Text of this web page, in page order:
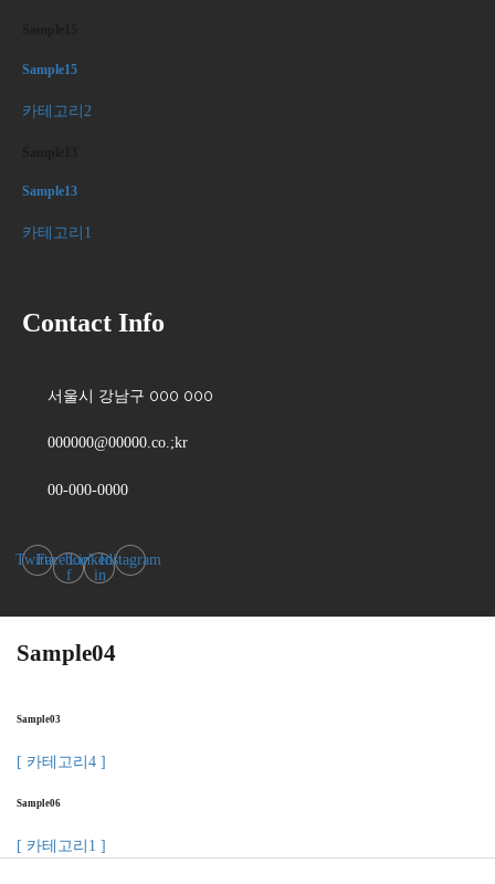
Sample15
카테고리2
Sample13
카테고리1
Contact Info
서울시 강남구 000 000
000000@00000.co.;kr
00-000-0000
TwitterFacebook-
f
Linkedin-
in
Instagram
Sample04
Sample03
[ 카테고리4 ]
Sample06
[ 카테고리1 ]